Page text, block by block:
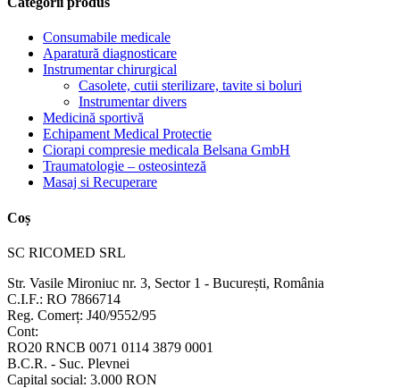
Consumabile medicale
Aparatură diagnosticare
Instrumentar chirurgical
Casolete, cutii sterilizare, tavite si boluri
Instrumentar divers
Medicină sportivă
Echipament Medical Protectie
Ciorapi compresie medicala Belsana GmbH
Traumatologie – osteosinteză
Masaj si Recuperare
Coș
SC RICOMED SRL
Str. Vasile Mironiuc nr. 3, Sector 1 - București, România
C.I.F.: RO 7866714
Reg. Comerț: J40/9552/95
Cont:
RO20 RNCB 0071 0114 3879 0001
B.C.R. - Suc. Plevnei
Capital social: 3.000 RON